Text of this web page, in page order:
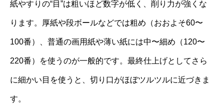
紙やすりの“目”は粗いほど数字が低く、削り力が強くな
ります。厚紙や段ボールなどでは粗め（おおよそ60〜
100番）、普通の画用紙や薄い紙には中〜細め（120〜
220番）を使うのが一般的です。最終仕上げとしてさら
に細かい目を使うと、切り口がほぼツルツルに近づきま
す。